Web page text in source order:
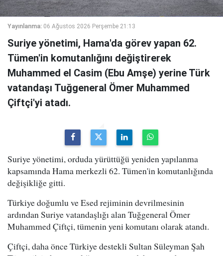
Yayınlanma: 06 Ağustos 2026 Perşembe 21:13
Suriye yönetimi, Hama'da görev yapan 62.
Tümen'in komutanlığını değiştirerek
Muhammed el Casim (Ebu Amşe) yerine Türk
vatandaşı Tuğgeneral Ömer Muhammed
Çiftçi'yi atadı.
Suriye yönetimi, orduda yürüttüğü yeniden yapılanma
kapsamında Hama merkezli 62. Tümen'in komutanlığında
değişikliğe gitti.
Türkiye doğumlu ve Esed rejiminin devrilmesinin
ardından Suriye vatandaşlığı alan Tuğgeneral Ömer
Muhammed Çiftçi, tümenin yeni komutanı olarak atandı.
Çiftçi, daha önce Türkiye destekli Sultan Süleyman Şah